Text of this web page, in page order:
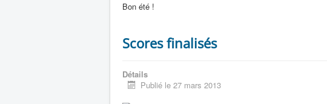
Bon été !
Scores finalisés
Détails
Publié le 27 mars 2013